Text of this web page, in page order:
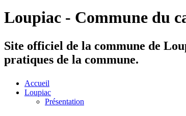
Loupiac - Commune du
Site officiel de la commune de
pratiques de la commune.
Accueil
Loupiac
Présentation